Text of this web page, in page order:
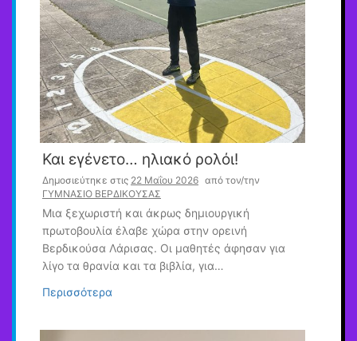
Και εγένετο… ηλιακό ρολόι!
Δημοσιεύτηκε στις 22 Μαΐου 2026 από τον/την
ΓΥΜΝΑΣΙΟ ΒΕΡΔΙΚΟΥΣΑΣ
Μια ξεχωριστή και άκρως δημιουργική
πρωτοβουλία έλαβε χώρα στην ορεινή
Βερδικούσα Λάρισας. Οι μαθητές άφησαν για
λίγο τα θρανία και τα βιβλία, για…
Περισσότερα